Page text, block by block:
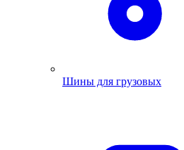
Шины для грузовых